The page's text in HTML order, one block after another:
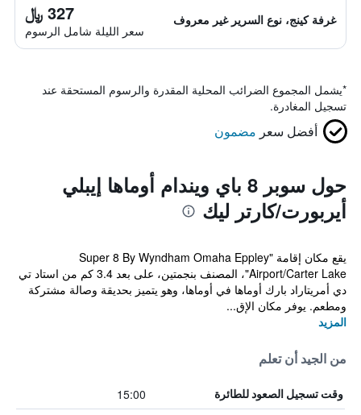
غرفة كينج، نوع السرير غير معروف 327 ﷼
سعر الليلة شامل الرسوم
*يشمل المجموع الضرائب المحلية المقدرة والرسوم المستحقة عند
تسجيل المغادرة.
أفضل سعر مضمون
حول سوبر 8 باي ويندام أوماها إيبلي
أيربورت/كارتر ليك
يقع مكان إقامة "Super 8 By Wyndham Omaha Eppley
Airport/Carter Lake"، المصنف بنجمتين، على بعد 3.4 كم من استاد تي
دي أمريتاراد بارك أوماها في أوماها، وهو يتميز بحديقة وصالة مشتركة
ومطعم. يوفر مكان الإق...
المزيد
من الجيد أن تعلم
وقت تسجيل الصعود للطائرة 15:00